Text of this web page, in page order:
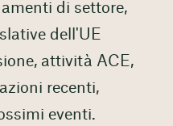
di settore,
dell'UE
attività ACE,
recenti,
eventi.